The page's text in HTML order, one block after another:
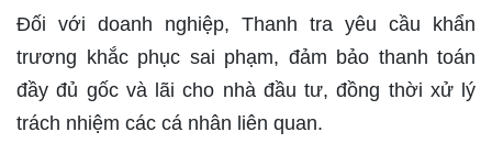
Đối với doanh nghiệp, Thanh tra yêu cầu khẩn
trương khắc phục sai phạm, đảm bảo thanh toán
đầy đủ gốc và lãi cho nhà đầu tư, đồng thời xử lý
trách nhiệm các cá nhân liên quan.